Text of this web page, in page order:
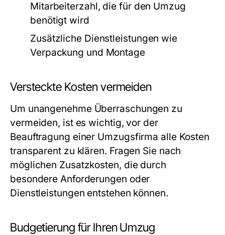
Mitarbeiterzahl, die für den Umzug
benötigt wird
Zusätzliche Dienstleistungen wie
Verpackung und Montage
Versteckte Kosten vermeiden
Um unangenehme Überraschungen zu
vermeiden, ist es wichtig, vor der
Beauftragung einer Umzugsfirma alle Kosten
transparent zu klären. Fragen Sie nach
möglichen Zusatzkosten, die durch
besondere Anforderungen oder
Dienstleistungen entstehen können.
Budgetierung für Ihren Umzug